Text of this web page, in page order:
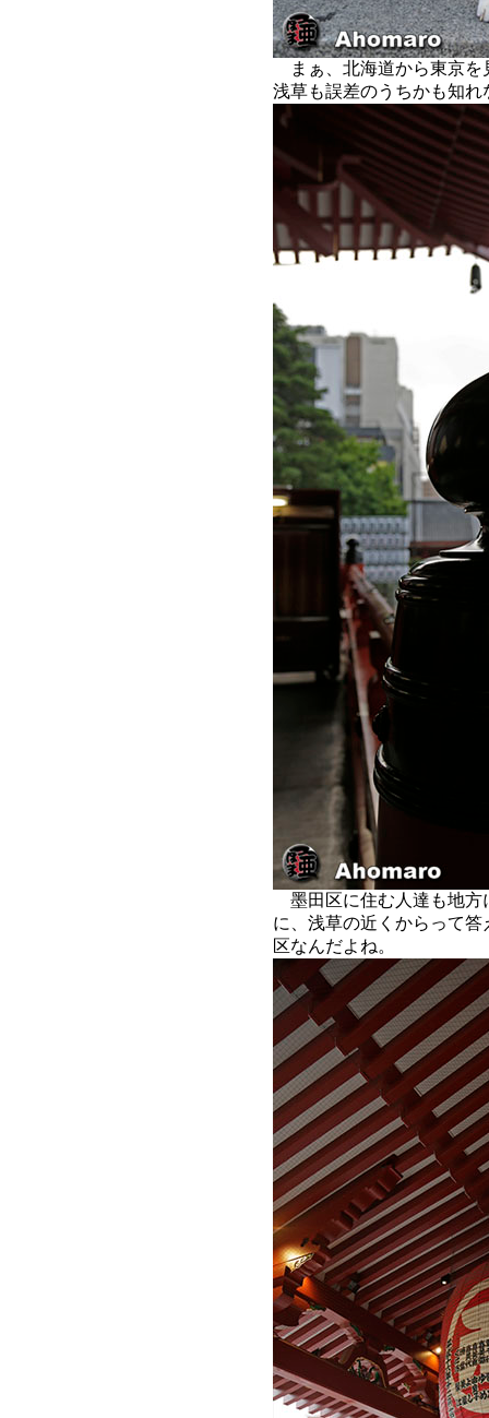
まぁ、北海道から東京を
浅草も誤差のうちかも知
墨田区に住む人達も地方
に、浅草の近くからって
区なんだよね。